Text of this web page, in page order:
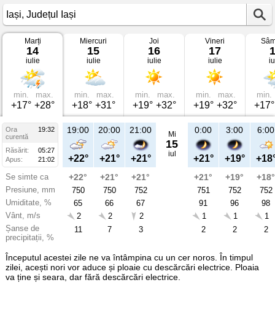
Vremea
14
iulie
2026
Județul
Iași
Marți
14
iulie
min.
+17°
max.
+28°
Miercuri
15
iulie
min.
+18°
max.
+31°
Joi
16
iulie
min.
+19°
max.
+32°
Vineri
17
iulie
min.
+19°
max.
+32°
min.
+17°
Ora
19:32
curentă
Răsărit:
05:27
Apus:
21:02
Se simte ca
Presiune, mm
Umiditate, %
Vânt, m/s
Șanse de
precipitații, %
19:00
+22°
+22°
750
65
2
11
20:00
+21°
+21°
750
66
2
7
21:00
+21°
+21°
752
67
2
3
Mi
15
iul
0:00
+21°
+21°
751
91
1
2
3:00
+19°
+19°
752
96
1
2
6:00
+18°
752
98
1
2
Începutul acestei zile ne va întâmpina cu un cer noros. În timpul
zilei, acești nori vor aduce și ploaie cu descărcări electrice. Ploaia
va ține și seara, dar fără descărcări electrice.